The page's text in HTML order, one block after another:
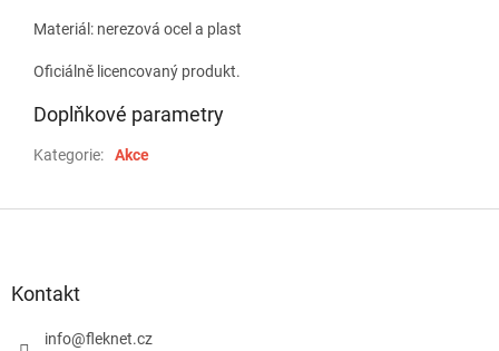
Materiál: nerezová ocel a plast
Oficiálně licencovaný produkt.
Doplňkové parametry
Kategorie: Akce
Kontakt
info@fleknet.cz